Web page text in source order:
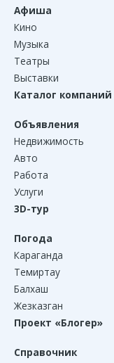
Афиша
Кино
Музыка
Театры
Выставки
Каталог компаний
Объявления
Недвижимость
Авто
Работа
Услуги
3D-тур
Погода
Караганда
Темиртау
Балхаш
Жезказган
Проект «Блогер»
Справочник